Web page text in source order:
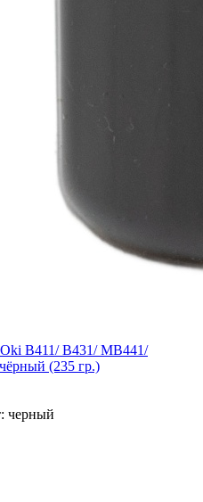
B411/ B431/ MB441/
(235 гр.)
черный